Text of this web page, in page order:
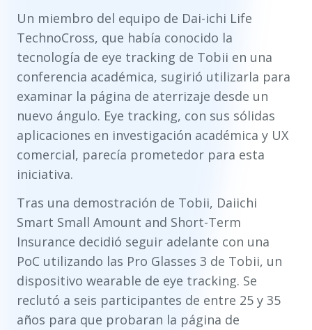
Un miembro del equipo de Dai-ichi Life
TechnoCross, que había conocido la
tecnología de eye tracking de Tobii en una
conferencia académica, sugirió utilizarla para
examinar la página de aterrizaje desde un
nuevo ángulo. Eye tracking, con sus sólidas
aplicaciones en investigación académica y UX
comercial, parecía prometedor para esta
iniciativa.
Tras una demostración de Tobii, Daiichi
Smart Small Amount and Short-Term
Insurance decidió seguir adelante con una
PoC utilizando las Pro Glasses 3 de Tobii, un
dispositivo wearable de eye tracking. Se
reclutó a seis participantes de entre 25 y 35
años para que probaran la página de